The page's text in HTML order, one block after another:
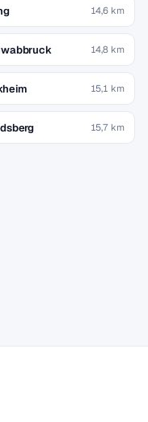
14,6 km
14,8 km
15,1 km
15,7 km